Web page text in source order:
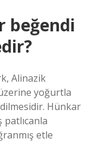
beğendi
Alinazik
yoğurtla
Hünkar
etle